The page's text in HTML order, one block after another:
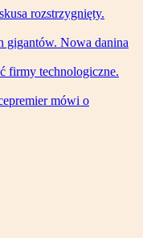
rozstrzygnięty.
gigantów. Nowa danina
firmy technologiczne.
mówi o